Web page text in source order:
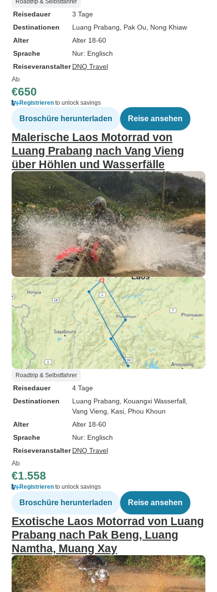
Roadtrip & Selbstfahrer
Reisedauer
3 Tage
Destinationen
Luang Prabang , Pak Ou , Nong Khiaw
Alter
Alter 18-60
Sprache
Nur: Englisch
Reiseveranstalter DNQ Travel
Ab
€650
Registrieren to unlock savings
Broschüre herunterladen Reise ansehen
Malerische Laos Motorrad von
Luang Prabang nach Vang Vieng
über Höhlen und Wasserfälle
Roadtrip & Selbstfahrer
Reisedauer
4 Tage
Destinationen
Luang Prabang , Kouangxi Wasserfall
Vang Vieng , Kasi , Phou Khoun
Alter
Alter 18-60
Sprache
Nur: Englisch
Reiseveranstalter DNQ Travel
Ab
€1.558
Registrieren to unlock savings
Broschüre herunterladen Reise ansehen
Exotische Laos Motorrad von Luang
Prabang nach Pak Beng, Luang
Namtha, Muang Xay